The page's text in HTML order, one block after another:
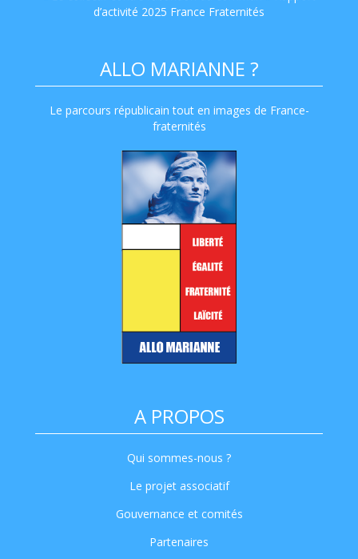
d’activité 2025 France Fraternités
ALLO MARIANNE ?
Le parcours républicain tout en images de France-
fraternités
A PROPOS
Qui sommes-nous ?
Le projet associatif
Gouvernance et comités
Partenaires